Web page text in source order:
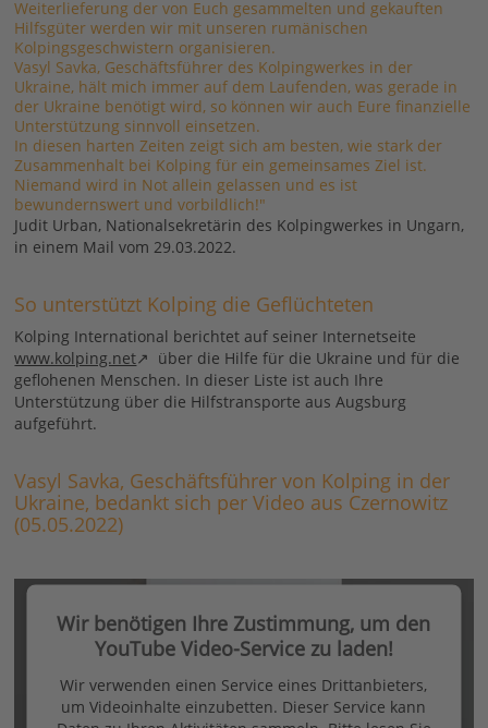
Weiterlieferung der von Euch gesammelten und gekauften
Hilfsgüter werden wir mit unseren rumänischen
Kolpingsgeschwistern organisieren.
Vasyl Savka, Geschäftsführer des Kolpingwerkes in der
Ukraine, hält mich immer auf dem Laufenden, was gerade in
der Ukraine benötigt wird, so können wir auch Eure finanzielle
Unterstützung sinnvoll einsetzen.
In diesen harten Zeiten zeigt sich am besten, wie stark der
Zusammenhalt bei Kolping für ein gemeinsames Ziel ist.
Niemand wird in Not allein gelassen und es ist
bewundernswert und vorbildlich!"
Judit Urban, Nationalsekretärin des Kolpingwerkes in Ungarn,
in einem Mail vom 29.03.2022.
So unterstützt Kolping die Geflüchteten
Kolping International berichtet auf seiner Internetseite
www.kolping.net
über die Hilfe für die Ukraine und für die
geflohenen Menschen. In dieser Liste ist auch Ihre
Unterstützung über die Hilfstransporte aus Augsburg
aufgeführt.
Vasyl Savka, Geschäftsführer von Kolping in der
Ukraine, bedankt sich per Video aus Czernowitz
(05.05.2022)
Wir benötigen Ihre Zustimmung, um den
YouTube Video-Service zu laden!
Wir verwenden einen Service eines Drittanbieters,
um Videoinhalte einzubetten. Dieser Service kann